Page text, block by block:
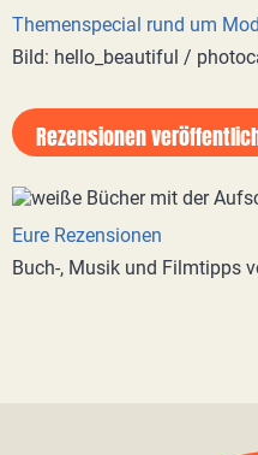
Themenspecial rund um
Bild: hello_beautiful /
Rezensionen
Eure Rezensionen
Buch-, Musik und Filmtipps